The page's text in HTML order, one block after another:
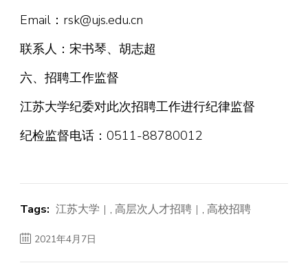
Email：rsk@ujs.edu.cn
联系人：宋书琴、胡志超
六、招聘工作监督
江苏大学纪委对此次招聘工作进行纪律监督
纪检监督电话：0511-88780012
Tags: 江苏大学 , 高层次人才招聘 , 高校招聘
2021年4月7日